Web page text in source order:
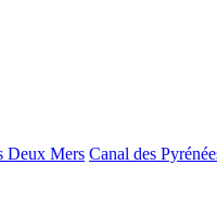
Deux Mers Canal des